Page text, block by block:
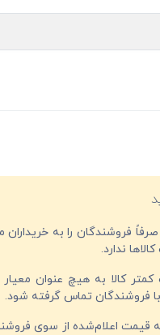
صرفاً فروشندگان را به
ندارد.
کالا به هیچ عنوان
فروشندگان تماس گرفته شود.
قیمت اعلام‌شده از سوی